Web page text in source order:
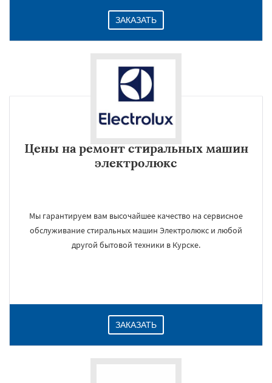
ЗАКАЗАТЬ
Цены на ремонт стиральных машин
электролюкс
Мы гарантируем вам высочайшее качество на сервисное
обслуживание стиральных машин Электролюкс и любой
другой бытовой техники в Курске.
ЗАКАЗАТЬ